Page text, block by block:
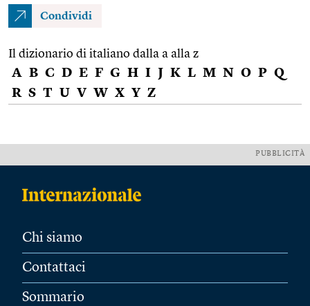
Condividi
Il dizionario di italiano dalla a alla z
A B C D E F G H I J K L M N O P Q
R S T U V W X Y Z
PUBBLICITÀ
Chi siamo
Contattaci
Sommario